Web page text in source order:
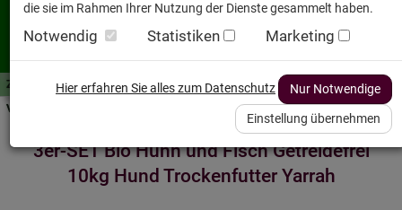
Zutaten A-Z Futterwissen mit Vorrat SPAREN AllesFinder
Service FAQ
Verkäufer vor Ort
3er-SET Bio Huhn und Fisch Getreidefrei
10kg Hund Trockenfutter Yarrah
die sie im Rahmen Ihrer Nutzung der Dienste gesammelt haben.
Notwendig Statistiken Marketing
Hier erfahren Sie alles zum Datenschutz Nur Notwendige
Einstellung übernehmen